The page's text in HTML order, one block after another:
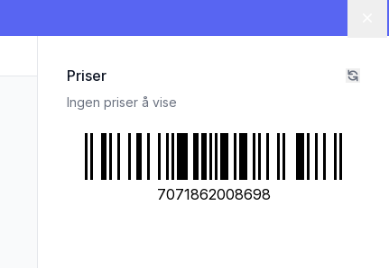
Priser
Ingen priser å vise
7071862008698